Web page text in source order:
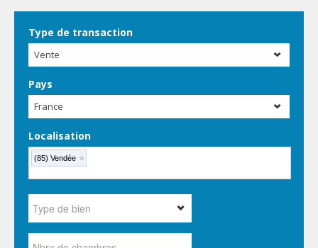
Type de transaction
Vente
Pays
France
Localisation
(85) Vendée ×